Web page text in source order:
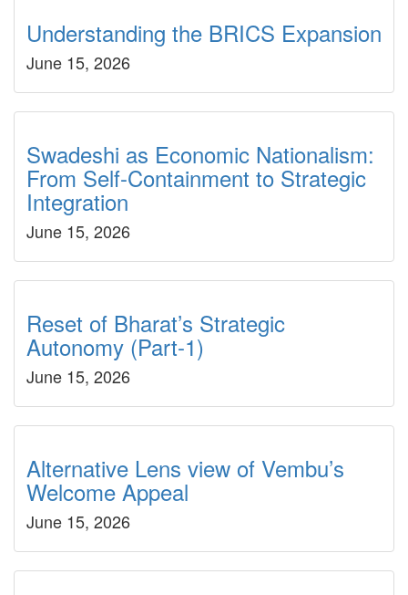
Understanding the BRICS Expansion
June 15, 2026
Swadeshi as Economic Nationalism:
From Self-Containment to Strategic
Integration
June 15, 2026
Reset of Bharat’s Strategic
Autonomy (Part-1)
June 15, 2026
Alternative Lens view of Vembu’s
Welcome Appeal
June 15, 2026